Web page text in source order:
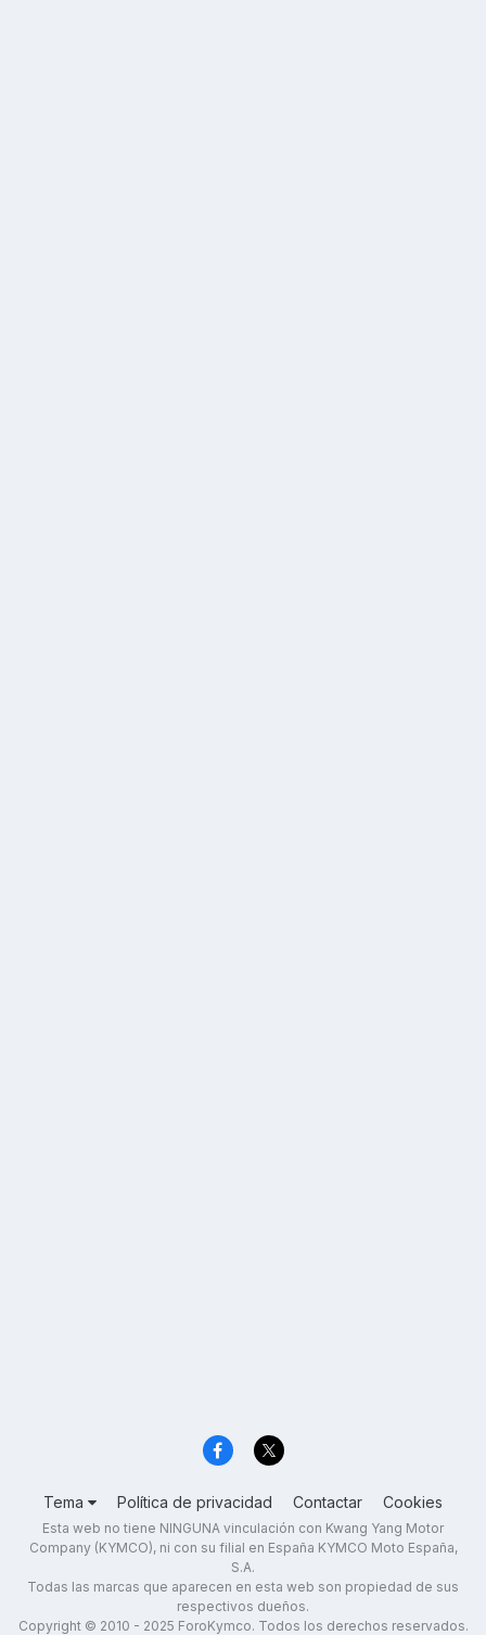
Tema Política de privacidad Contactar Cookies
Esta web no tiene NINGUNA vinculación con Kwang Yang Motor
Company (KYMCO), ni con su filial en España KYMCO Moto España,
S.A.
Todas las marcas que aparecen en esta web son propiedad de sus
respectivos dueños.
Copyright © 2010 - 2025 ForoKymco. Todos los derechos reservados.